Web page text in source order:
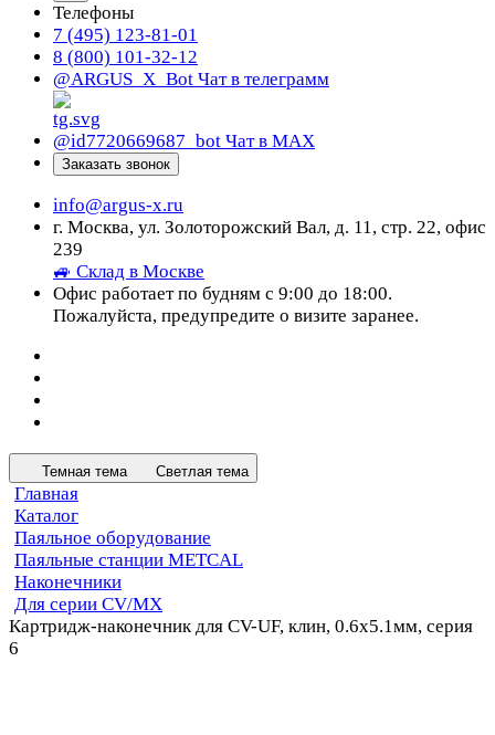
Телефоны
7 (495) 123-81-01
8 (800) 101-32-12
@ARGUS_X_Bot Чат в телеграмм
@id7720669687_bot Чат в МАХ
Заказать звонок
info@argus-x.ru
г. Москва, ул. Золоторожский Вал, д. 11, стр. 22, офис
239
🚙 Склад в Москве
Офис работает по будням с 9:00 до 18:00.
Пожалуйста, предупредите о визите заранее.
Темная тема Светлая тема
Главная
Каталог
Паяльное оборудование
Паяльные станции METCAL
Наконечники
Для серии CV/MX
Картридж-наконечник для CV-UF, клин, 0.6х5.1мм, серия
6